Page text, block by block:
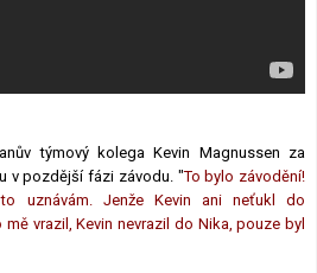
týmový kolega Kevin Magnussen za
v pozdější fázi závodu. "To bylo závodění!
uznávám. Jenže Kevin ani neťukl do
vrazil, Kevin nevrazil do Nika, pouze byl